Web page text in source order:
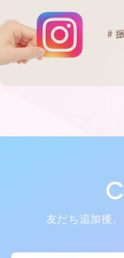
友だち追加後